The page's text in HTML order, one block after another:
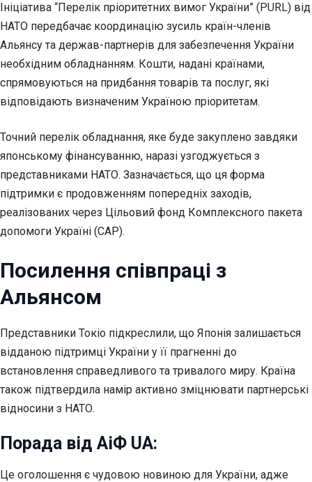
Ініціатива “Перелік пріоритетних вимог України” (PURL) від
НАТО передбачає координацію зусиль країн-членів
Альянсу та держав-партнерів для забезпечення України
необхідним обладнанням. Кошти, надані країнами,
спрямовуються на придбання товарів та послуг, які
відповідають визначеним Україною пріоритетам.
Точний перелік обладнання, яке буде закуплено завдяки
японському фінансуванню, наразі узгоджується з
представниками НАТО. Зазначається, що ця форма
підтримки є продовженням попередніх заходів,
реалізованих через Цільовий фонд Комплексного пакета
допомоги Україні (CAP).
Посилення співпраці з
Альянсом
Представники Токіо підкреслили, що Японія залишається
відданою підтримці України у її прагненні до
встановлення справедливого та тривалого миру. Країна
також підтвердила намір активно зміцнювати партнерські
відносини з НАТО.
Порада від АіФ UA:
Це оголошення є чудовою новиною для України, адже